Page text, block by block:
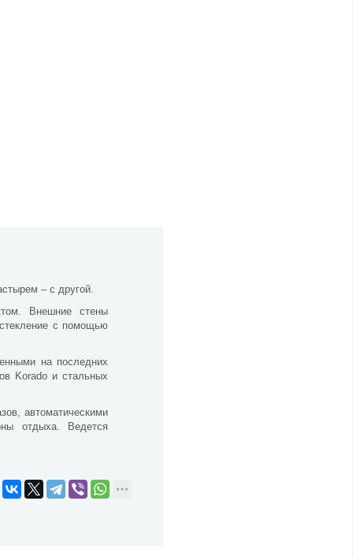
– с другой.
Внешние стены
с помощью
на последних
Korado и стальных
автоматическими
отдыха. Ведется